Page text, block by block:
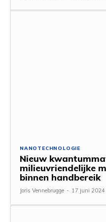
NANOTECHNOLOGIE
Nieuw
milieuvriendelijke
binnen handbereik
Joris Vennebrugge - 17 juni 2024